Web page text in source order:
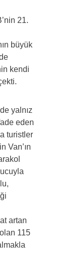
21.
büyük
kendi
yalnız
eden
turistler
Van’ın
artan
115